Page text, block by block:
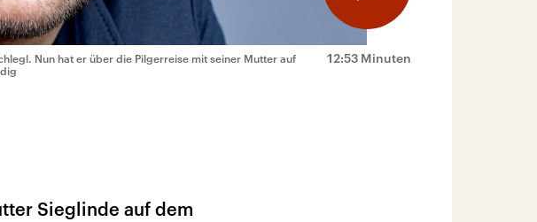
12:53 Minuten
Nun hat er über die Pilgerreise mit seiner Mutter auf
Sieglinde auf dem